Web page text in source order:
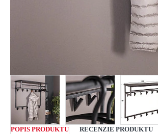
POPIS PRODUKTU RECENZIE PRODUKTU